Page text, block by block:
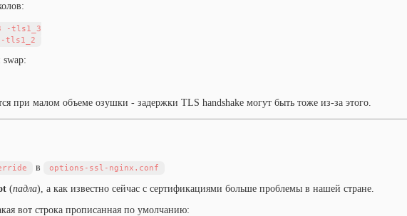
-tls1_3
swap:
при малом объеме озушки - задержки TLS handshake могут быть тоже из-за этого.
в options-ssl-nginx.conf
(падла), а как известно сейчас с сертификациями больше проблемы в нашей стране.
вот строка прописанная по умолчанию: